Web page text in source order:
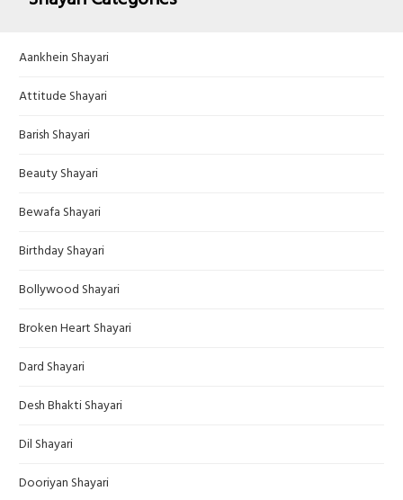
Aankhein Shayari
Attitude Shayari
Barish Shayari
Beauty Shayari
Bewafa Shayari
Birthday Shayari
Bollywood Shayari
Broken Heart Shayari
Dard Shayari
Desh Bhakti Shayari
Dil Shayari
Dooriyan Shayari